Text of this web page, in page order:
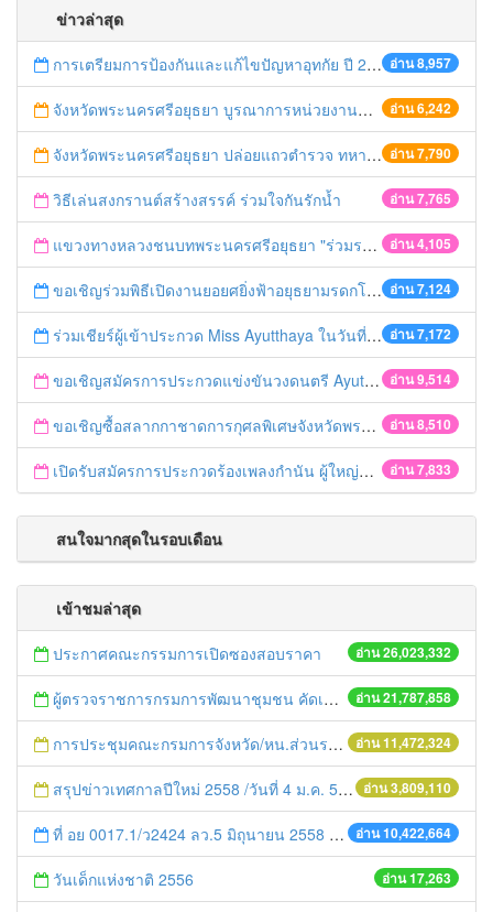
ข่าวล่าสุด
อ่าน 8,957
การเตรียมการป้องกันและแก้ไขปัญหาอุทกัย ปี 2561
อ่าน 6,242
จังหวัดพระนครศรีอยุธยา บูรณาการหน่วยงานที่เกี่ยวข้อง ลงพื้นที่จัดระเบียบและดำเนินมาตรการตามบทลงโทษสูงสุดกับผู้ประกอบการร้านค้าที่ยังฝ่าฝืนตั้งร้านค้ารุกล้ำเขตพื้นที่ทางหลวง เตรียมความปลอดภัยก่อนเทศกาลสงกรานต์
อ่าน 7,790
จังหวัดพระนครศรีอยุธยา ปล่อยแถวตำรวจ ทหาร ฝ่ายปกครอง กว่า 100 นาย ตรวจเข้มท่ารถสาธารณะ สถานีขนส่งรถโดยสาร วินรถตู้ และสถานีรถไฟ เตรียมรับมือเทศกาลสงกรานต์
อ่าน 7,765
วิธีเล่นสงกรานต์สร้างสรรค์ ร่วมใจกันรักน้ำ
อ่าน 4,105
แขวงทางหลวงชนบทพระนครศรีอยุธยา "ร่วมรณรงค์ ขับช้า เปิดไฟหน้า คาดเข็มขัด" เทศกาลสงกรานต์ ปี 2561
อ่าน 7,124
ขอเชิญร่วมพิธีเปิดงานยอยศยิ่งฟ้าอยุธยามรดกโลก
อ่าน 7,172
ร่วมเชียร์ผู้เข้าประกวด Miss Ayutthaya ในวันที่ 15 ธันวาคม 2560
อ่าน 9,514
ขอเชิญสมัครการประกวดแข่งขันวงดนตรี Ayutthaya battle of the bands
อ่าน 8,510
ขอเชิญซื้อสลากกาชาดการกุศลพิเศษจังหวัดพระนครศรีอยุธยา 2560
อ่าน 7,833
เปิดรับสมัครการประกวดร้องเพลงกำนัน ผู้ใหญ่บ้าน ฯลฯ
สนใจมากสุดในรอบเดือน
เข้าชมล่าสุด
อ่าน 26,023,332
ประกาศคณะกรรมการเปิดซองสอบราคา
อ่าน 21,787,858
ผู้ตรวจราชการกรมการพัฒนาชุมชน คัดเลือกข้าราชการและลูกจ้างดีเด่น และหน่วยงานพัฒนาชุมชนใสสะอาด ประจำปี ๒๕๕๔
อ่าน 11,472,324
การประชุมคณะกรมการจังหวัด/หน.ส่วนราชการประจำเดือน มิถุนายน 2558
อ่าน 3,809,110
สรุปข่าวเทศกาลปีใหม่ 2558 /วันที่ 4 ม.ค. 58
อ่าน 10,422,664
ที่ อย 0017.1/ว2424 ลว.5 มิถุนายน 2558 เรื่อง แจ้งกำหนดตรวจประเมินและให้คะแนนหน่วยงานที่สมัครเข้าร่วมโครงการพัฒนาหน่วยงานต้นแบบในการจัดตั้งศูนย์ข้อมูลข่าวสารของราชการฯ ประจำปีงบประมาณ พ.ศ. 2558
อ่าน 17,263
วันเด็กแห่งชาติ 2556